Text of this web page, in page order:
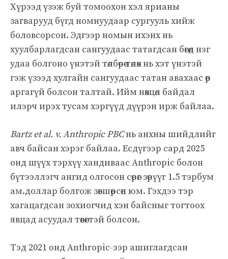
Хүрээд үзэж буй томоохон хэл ярианы
загварууд бүгд номнуудаар сургууль хийж
боловсорсон. Эдгээр номын ихэнх нь
хуулбарлагдсан сангуудаас татагдсан бөгөөд нэг
удаа болгоно үнэтэй төлбөрөө төлөх нь хэт үнэтэй
гэж үзээд хулгайн сангуудаас татан авахаас өөр
аргагүй болсон талтай. Ийм нөхцөл байдал
илэрч ирэх тусам хэргүүд дүүрэн ирж байлаа.
Bartz et al. v. Anthropic PBCнь анхны шийдлийг
авч байсан хэрэг байлаа. Есдүгээр сард 2025
онд шүүх тэрхүү хандиваас Anthropic болон
бүтээллэгч ангид олгосон сөрөг зөрүүг 1.5 тэрбум
ам.доллар болгож зөвшөөрсөн юм. Гэхдээ тэр
хагацагдсан зохиогчид хэн байсныг тогтоох
явцад асуудал төвөгтэй болсон.
Тэд 2021 онд Anthropic-ээр ашиглагдсан